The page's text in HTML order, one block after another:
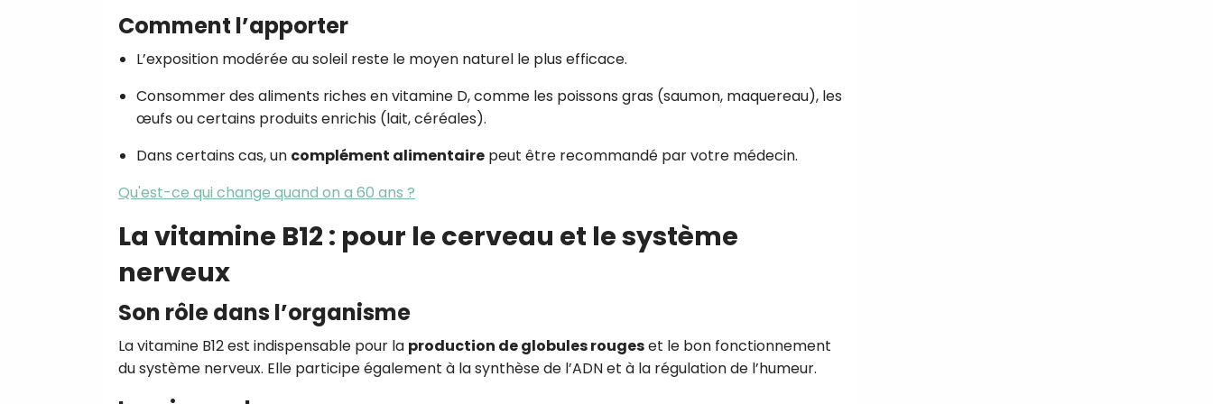
Comment l’apporter
L’exposition modérée au soleil reste le moyen naturel le plus efficace.
Consommer des aliments riches en vitamine D, comme les poissons gras (saumon, maquereau), les
œufs ou certains produits enrichis (lait, céréales).
Dans certains cas, un complément alimentaire peut être recommandé par votre médecin.
Qu'est-ce qui change quand on a 60 ans ?
La vitamine B12 : pour le cerveau et le système
nerveux
Son rôle dans l’organisme
La vitamine B12 est indispensable pour la production de globules rougeset le bon fonctionnement
du système nerveux. Elle participe également à la synthèse de l’ADN et à la régulation de l’humeur.